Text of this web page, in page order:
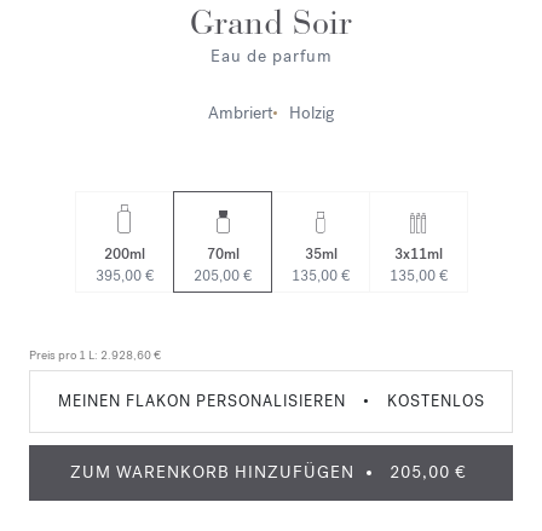
Grand Soir
Eau de parfum
Ambriert Holzig
200ml
395,00 €
70ml
205,00 €
35ml
135,00 €
3x11ml
135,00 €
Preis pro 1 L: 2.928,60 €
MEINEN FLAKON PERSONALISIEREN • KOSTENLOS
ZUM WARENKORB HINZUFÜGEN 205,00 €